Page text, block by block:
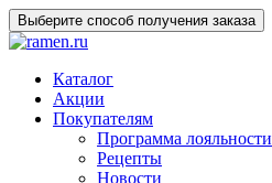
Выберите способ получения заказа
Каталог
Акции
Покупателям
Программа лояльности
Рецепты
Новости